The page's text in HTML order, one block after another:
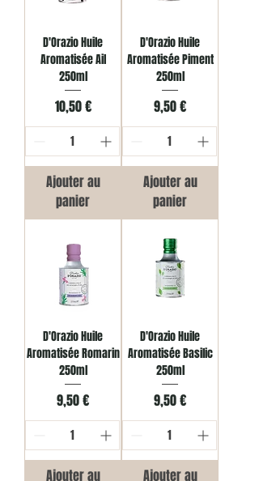
D'Orazio Huile
Aromatisée Ail
250ml
Prix
10,50 €
Ajouter au
panier
D'Orazio Huile
Aromatisée Piment
250ml
Prix
9,50 €
Ajouter au
panier
D'Orazio Huile
Aromatisée Romarin
250ml
Prix
9,50 €
Ajouter au
D'Orazio Huile
Aromatisée Basilic
250ml
Prix
9,50 €
Ajouter au